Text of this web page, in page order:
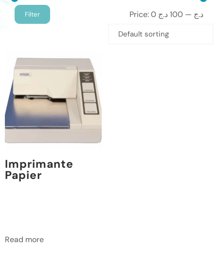
Filter Price: 0 د.ج — 100 د.ج
Imprimante
Papier
Read more